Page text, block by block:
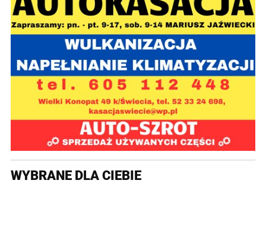
WYBRANE DLA CIEBIE